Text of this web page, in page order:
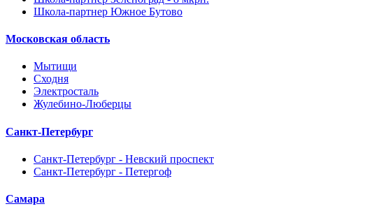
Школа-партнер Южное Бутово
Московская область
Мытищи
Сходня
Электросталь
Жулебино-Люберцы
Санкт-Петербург
Санкт-Петербург - Невский проспект
Санкт-Петербург - Петергоф
Самара